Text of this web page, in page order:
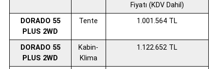
Fiyatı (KDV Dahil)
DORADO 55
PLUS 2WD
Tente 1.001.564 TL
DORADO 55
PLUS 2WD
Kabin-
Klima
1.122.652 TL